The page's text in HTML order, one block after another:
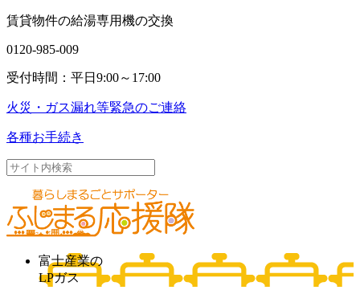
賃貸物件の給湯専用機の交換
0120-985-009
受付時間：平日9:00～17:00
火災・ガス漏れ等緊急のご連絡
各種お手続き
富士産業の
LPガス